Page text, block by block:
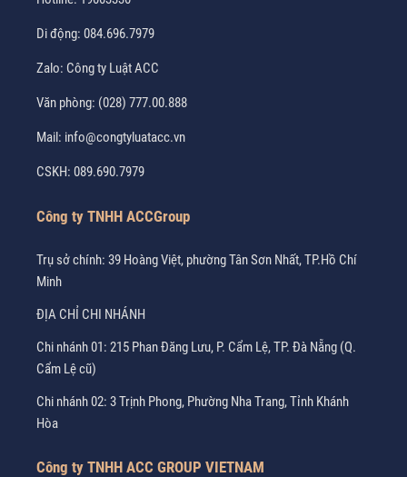
Di động: 084.696.7979
Zalo: Công ty Luật ACC
Văn phòng: (028) 777.00.888
Mail: info@congtyluatacc.vn
CSKH: 089.690.7979
Công ty TNHH ACCGroup
Trụ sở chính: 39 Hoàng Việt, phường Tân Sơn Nhất, TP.Hồ Chí
Minh
ĐỊA CHỈ CHI NHÁNH
Chi nhánh 01: 215 Phan Đăng Lưu, P. Cẩm Lệ, TP. Đà Nẵng (Q.
Cẩm Lệ cũ)
Chi nhánh 02: 3 Trịnh Phong, Phường Nha Trang, Tỉnh Khánh
Hòa
Công ty TNHH ACC GROUP VIETNAM